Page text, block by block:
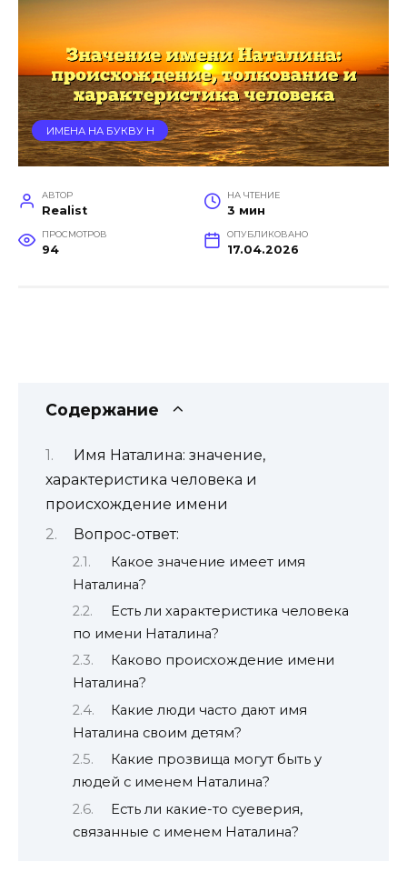
ИМЕНА НА БУКВУ Н
АВТОР
Realist
НА ЧТЕНИЕ
3 мин
ПРОСМОТРОВ
94
ОПУБЛИКОВАНО
17.04.2026
Содержание
Имя Наталина: значение,
характеристика человека и
происхождение имени
Вопрос-ответ:
Какое значение имеет имя
Наталина?
Есть ли характеристика человека
по имени Наталина?
Каково происхождение имени
Наталина?
Какие люди часто дают имя
Наталина своим детям?
Какие прозвища могут быть у
людей с именем Наталина?
Есть ли какие-то суеверия,
связанные с именем Наталина?